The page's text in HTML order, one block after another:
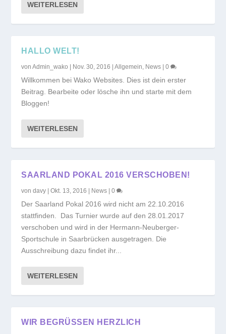
WEITERLESEN
HALLO WELT!
vonAdmin_wako Nov. 30, 2016 |Allgemein, News |0
Willkommen bei Wako Websites. Dies ist dein erster
Beitrag. Bearbeite oder lösche ihn und starte mit dem
Bloggen!
WEITERLESEN
SAARLAND POKAL 2016 VERSCHOBEN!
vondavy |Okt. 13, 2016 News |0
Der Saarland Pokal 2016 wird nicht am 22.10.2016
stattfinden. Das Turnier wurde auf den 28.01.2017
verschoben und wird in der Hermann-Neuberger-
Sportschule in Saarbrücken ausgetragen. Die
Ausschreibung dazu findet ihr...
WEITERLESEN
WIR BEGRÜSSEN HERZLICH